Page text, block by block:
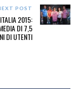
POST
2015:
DI 7,5
DI UTENTI